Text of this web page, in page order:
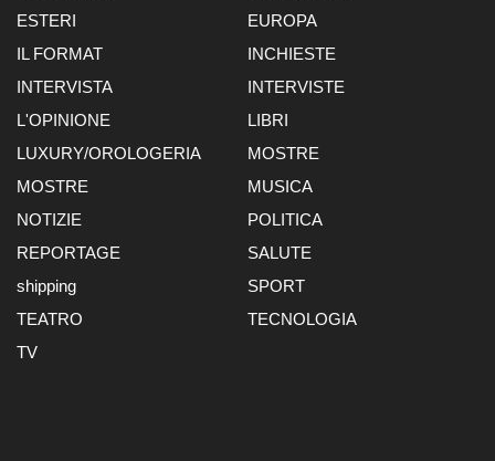
ESTERI
EUROPA
IL FORMAT
INCHIESTE
INTERVISTA
INTERVISTE
L'OPINIONE
LIBRI
LUXURY/OROLOGERIA
MOSTRE
MOSTRE
MUSICA
NOTIZIE
POLITICA
REPORTAGE
SALUTE
shipping
SPORT
TEATRO
TECNOLOGIA
TV